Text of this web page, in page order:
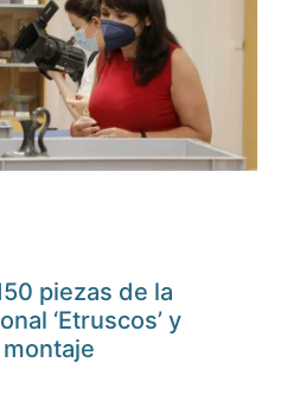
piezas de la
‘Etruscos’ y